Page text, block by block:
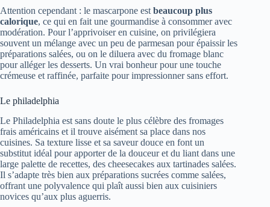
Attention cependant : le mascarpone est beaucoup plus
calorique, ce qui en fait une gourmandise à consommer avec
modération. Pour l’apprivoiser en cuisine, on privilégiera
souvent un mélange avec un peu de parmesan pour épaissir les
préparations salées, ou on le diluera avec du fromage blanc
pour alléger les desserts. Un vrai bonheur pour une touche
crémeuse et raffinée, parfaite pour impressionner sans effort.
Le philadelphia
Le Philadelphia est sans doute le plus célèbre des fromages
frais américains et il trouve aisément sa place dans nos
cuisines. Sa texture lisse et sa saveur douce en font un
substitut idéal pour apporter de la douceur et du liant dans une
large palette de recettes, des cheesecakes aux tartinades salées.
Il s’adapte très bien aux préparations sucrées comme salées,
offrant une polyvalence qui plaît aussi bien aux cuisiniers
novices qu’aux plus aguerris.